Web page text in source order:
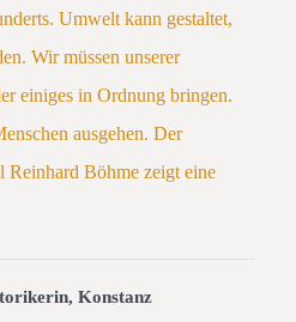
Umwelt kann gestaltet,
Wir müssen unserer
einiges in Ordnung bringen.
ausgehen. Der
Böhme zeigt eine
Konstanz